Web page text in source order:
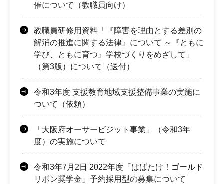
催について（教職員向け）
教職員研修用資料「『障害を理由とする差別の
解消の推進に関する法律』について ～『ともに
学び、ともに育つ』学校づくりをめざして」
（第3版）について（送付）
令和3年度 支援教育地域支援整備事業の実施に
ついて（依頼）
「大阪府オーサービジット事業」（令和3年
度）の実施について
令和3年7月2日 2022年度「はばたけ！ゴールド
リボン奨学金」予約採用型の募集について